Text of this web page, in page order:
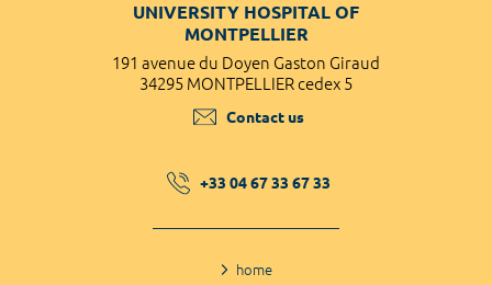
UNIVERSITY HOSPITAL OF
MONTPELLIER
191 avenue du Doyen Gaston Giraud
34295 MONTPELLIER cedex 5
Contact us
+33 04 67 33 67 33
home